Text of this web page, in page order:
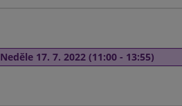
Neděle 17. 7. 2022 (11:00 - 13:55)